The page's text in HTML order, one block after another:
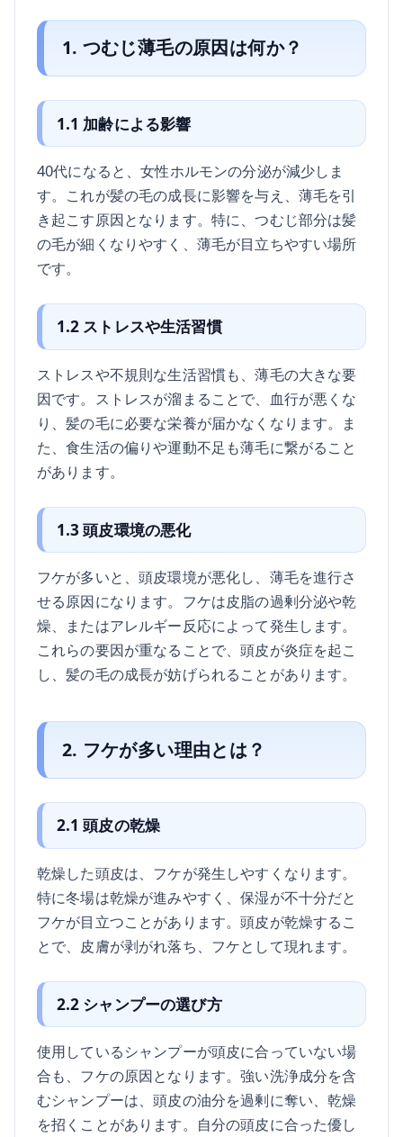
1. つむじ薄毛の原因は何か？
1.1 加齢による影響
40代になると、女性ホルモンの分泌が減少しま
す。これが髪の毛の成長に影響を与え、薄毛を引
き起こす原因となります。特に、つむじ部分は髪
の毛が細くなりやすく、薄毛が目立ちやすい場所
です。
1.2 ストレスや生活習慣
ストレスや不規則な生活習慣も、薄毛の大きな要
因です。ストレスが溜まることで、血行が悪くな
り、髪の毛に必要な栄養が届かなくなります。ま
た、食生活の偏りや運動不足も薄毛に繋がること
があります。
1.3 頭皮環境の悪化
フケが多いと、頭皮環境が悪化し、薄毛を進行さ
せる原因になります。フケは皮脂の過剰分泌や乾
燥、またはアレルギー反応によって発生します。
これらの要因が重なることで、頭皮が炎症を起こ
し、髪の毛の成長が妨げられることがあります。
2. フケが多い理由とは？
2.1 頭皮の乾燥
乾燥した頭皮は、フケが発生しやすくなります。
特に冬場は乾燥が進みやすく、保湿が不十分だと
フケが目立つことがあります。頭皮が乾燥するこ
とで、皮膚が剥がれ落ち、フケとして現れます。
2.2 シャンプーの選び方
使用しているシャンプーが頭皮に合っていない場
合も、フケの原因となります。強い洗浄成分を含
むシャンプーは、頭皮の油分を過剰に奪い、乾燥
を招くことがあります。自分の頭皮に合った優し